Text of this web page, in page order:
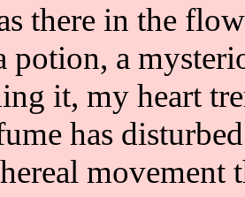
there in the
potion, a
it, my heart
has
movement